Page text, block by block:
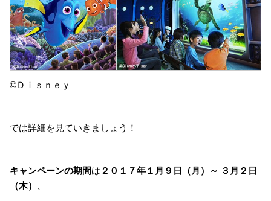
©Ｄｉｓｎｅｙ
では詳細を見ていきましょう！
キャンペーンの期間は ２０１７年１月９日（月）～ ３月２日
（木）